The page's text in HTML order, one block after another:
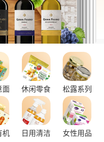
面 休闲零食 松露系列
机 日用清洁 女性用品
露，你了解多少？
特魅力